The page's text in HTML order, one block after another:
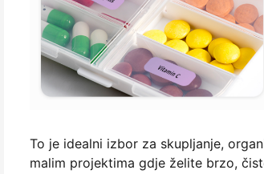
To je idealni izbor za skupljanje,
malim projektima gdje želite brzo,